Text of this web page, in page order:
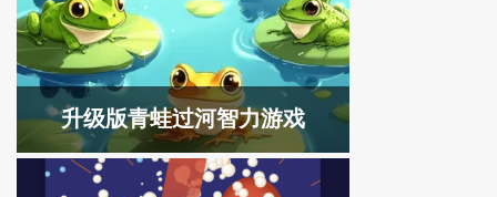
升级版青蛙过河智力游戏